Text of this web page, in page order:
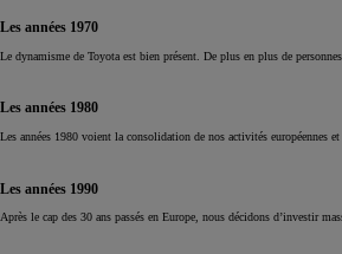
Les années 1970
Le dynamisme de Toyota est bien présent. De plus en plus de
Les années 1980
Les années 1980 voient la consolidation de nos activités européennes
Les années 1990
Après le cap des 30 ans passés en Europe, nous décidons d’investir